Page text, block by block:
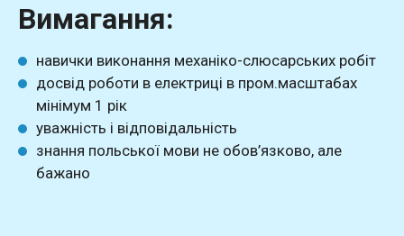
Вимагання:
навички виконання механіко-слюсарських робіт
досвід роботи в електриці в пром.масштабах
мінімум 1 рік
уважність і відповідальність
знання польської мови не обов’язково, але
бажано